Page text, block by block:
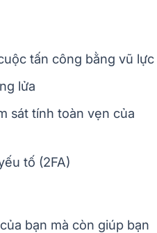
tấn công bằng vũ lực
lửa
sát tính toàn vẹn của
tố (2FA)
bạn mà còn giúp bạn